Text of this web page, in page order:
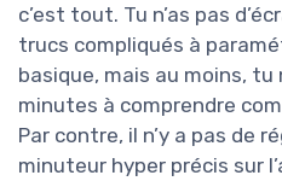
c’est tout. Tu n’as pas
trucs compliqués à
basique, mais au moins, tu
minutes à comprendre
Par contre, il n’y a pas de
minuteur hyper précis sur